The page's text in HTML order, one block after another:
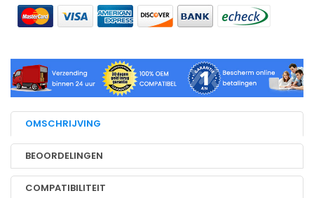
OMSCHRIJVING
BEOORDELINGEN
COMPATIBILITEIT